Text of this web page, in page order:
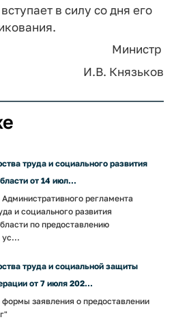
в силу со дня его
Министр
И.В. Князьков
труда и социального развития
от 14 июл...
регламента
и социального развития
по предоставлению
ус...
труда и социальной защиты
от 7 июля 202...
заявления о предоставлении